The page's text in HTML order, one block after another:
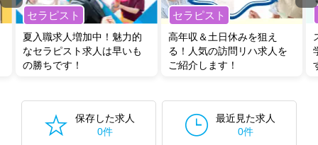
セラピスト
夏入職求人増加中！魅力的
なセラピスト求人は早いも
の勝ちです！
セラピスト
高年収＆土日休みを狙え
る！人気の訪問リハ求人を
ご紹介します！
保存した求人
0件
最近見た求人
0件